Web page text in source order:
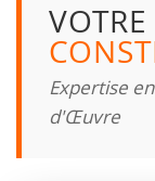
Expertise
d'Œuvre